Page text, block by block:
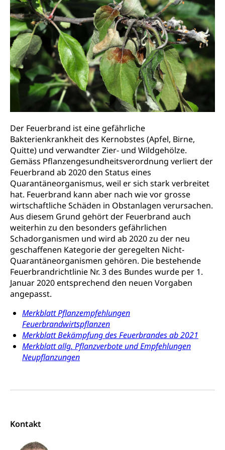
Der Feuerbrand ist eine gefährliche
Bakterienkrankheit des Kernobstes (Apfel, Birne,
Quitte) und verwandter Zier- und Wildgehölze.
Gemäss Pflanzengesundheitsverordnung verliert der
Feuerbrand ab 2020 den Status eines
Quarantäneorganismus, weil er sich stark verbreitet
hat. Feuerbrand kann aber nach wie vor grosse
wirtschaftliche Schäden in Obstanlagen verursachen.
Aus diesem Grund gehört der Feuerbrand auch
weiterhin zu den besonders gefährlichen
Schadorganismen und wird ab 2020 zu der neu
geschaffenen Kategorie der geregelten Nicht-
Quarantäneorganismen gehören. Die bestehende
Feuerbrandrichtlinie Nr. 3 des Bundes wurde per 1.
Januar 2020 entsprechend den neuen Vorgaben
angepasst.
Merkblatt Pflanzempfehlungen
Feuerbrandwirtspflanzen
Merkblatt Bekämpfung des Feuerbrandes ab 2021
Merkblatt allg. Pflanzverbote und Empfehlungen
Neupflanzungen
Kontakt
Informatikmittelschule
Wirtschaftsmittelschule
FMS und Vollzeitschulen mit BM
Schulpflicht
Kindergarten & Basisstufe
Förderangebote
Sonderschulung
Musikschulen
Schulferien
Früherziehung
Schuldienste
Betreuungsangebote
Schulliste
Heilpädagogische Schulen
Freiwilliger Schulsport
Finanzielle Unterstützung für Ausbildung
Pflege HF oder Studium Pflege FH
Fachstelle Stipendien (beruf.lu.ch)
Studienbeiträge Höhere Berufsbildung
Finanzielle Unterstützung Pädagogische
Hochschule PHLU
Stipendien Hochschule Luzern hslu
Technische Hochschule, Studium,
Hochschulstudium, Universitätsstudium,
universitäre Ausbildung, akademische Ausbildung,
Hochschulbildung, Hochschule, universitäre
Hochschule, Bachelor, Master, Doktorat,
Weiterbildung, Forschung, Entwicklung,
Dienstleistungen, Hochschule Luzern,
Fachhochschule Zentralschweiz, HSLU,
Pädagogische Hochschule Luzern, PH Luzern, UniLU,
swissuniversities (Dachorganisation der Schweizer
Hochschulen)
swissuniversities
Universität Luzern
Fachstelle Hochschulbildung
Vorschule
Kindergarten, Kinderkrippe, Krippe, Kinderhort,
Kindertagesstätte, Spielgruppe, Tagesmutter,
Freiwilliges Kindergarten Jahr
Kinderbetreuung
Freiwilliges Kindergarten Jahr
Frühe Sprachförderung
Kindergarten & Basisstufe
Frühe Förderung
Gesundheit und Soziales
Konsumentenschutz
Konsumentenrechte, Produktsicherheit,
Preisüberwachung, Preisüberwacher,
Konsumentenorganisation, parallele Einfuhr,
regionale Erschöpfung, nationale Erschöpfung,
internationale Erschöpfung, Preisabsprache, Kartell,
Cassis-deDijon-Prinzip
Lebensmittelkontrolle und
Verbraucherschutz
Krankenversicherung
Unfallversicherung, Berufsunfallversicherung,
Krankheit, Unfall, Prämienverbilligung,
Krankenkasse
Prävention
Gesundheitsvorsorge, Wellness, Unfallverhütung,